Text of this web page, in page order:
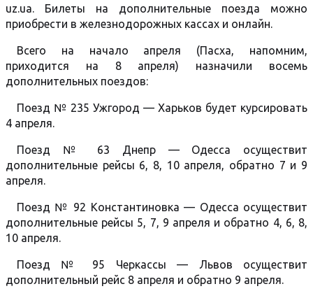
uz.ua. Билеты на дополнительные поезда можно
приобрести в железнодорожных кассах и онлайн.
Всего на начало апреля (Пасха, напомним,
приходится на 8 апреля) назначили восемь
дополнительных поездов:
Поезд № 235 Ужгород — Харьков будет курсировать
4 апреля.
Поезд № 63 Днепр — Одесса осуществит
дополнительные рейсы 6, 8, 10 апреля, обратно 7 и 9
апреля.
Поезд № 92 Константиновка — Одесса осуществит
дополнительные рейсы 5, 7, 9 апреля и обратно 4, 6, 8,
10 апреля.
Поезд № 95 Черкассы — Львов осуществит
дополнительный рейс 8 апреля и обратно 9 апреля.